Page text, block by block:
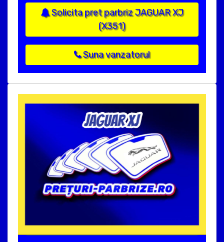
Solicita pret parbriz JAGUAR XJ
(X351)
Suna vanzatorul